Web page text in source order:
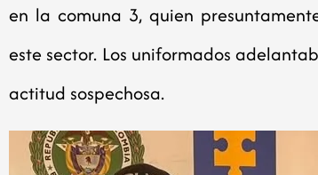
en la comuna 3, quien
este sector. Los uniformados
actitud sospechosa.